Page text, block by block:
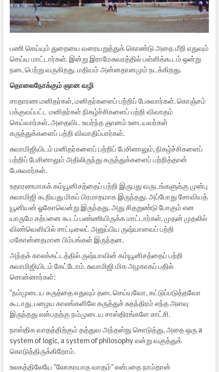
பணி செய்யும் துறையை வரையறுத்துக் கொண்டு அதை மீறி எதுவும்
செய்ய மாட்டார்கள். இன்று இராமேசுவரத்தில் பள்ளிக்கூடம் ஒன்று
நடைபெற்று வருகிறது. மதியம் அன்னதானமும் நடக்கிறது.
தொலைநோக்கும் ஞான வழி
சாதாரண மனிதர்கள், மனிதர்களைப் பற்றிப் பேசுவார்கள். கொஞ்சம்
பக்குவப்பட்ட மனிதர்கள் நிகழ்ச்சிகளைப் பற்றி விவாதம்
செய்வார்கள். அதைவிட உயர்ந்த ஞானம் உடையவர்கள்
கருத்துக்களைப் பற்றி விவாதிப்பார்கள்.
சுவாமிஜியிடம் மனிதர்களைப் பற்றிப் பேசினாலும், நிகழ்ச்சிகளைப்
பற்றிப் பேசினாலும் அதிலிருந்து கருத்துக்களைப் பற்றித்தான்
பேசுவார்கள்.
உதாரணமாகக் கம்யூனிசத்தைப் பற்றி இருபது வருடங்களுக்கு முன்பு
சுவாமிஜி கூறியது மிகப் பிரமாதமாக இருந்தது. அப்போது சோவியத்
யூனியன் ஓகோவென்று இருந்தது. அது சிதறுண்டு போகும் என
யாருமே கற்பனை கூடப் பண்ணியிருக்க மாட்டார்கள். முதன் முதலில்
விண்வெளியில் சாட்டிலைட் அனுப்பிய ருஷ்யாவைப் பற்றி
மகோன்னதமான பிம்பங்கள் இருந்தன.
அந்தக் காலக்கட்டத்தில் ருஷ்யாவின் கம்யூனிசத்தைப் பற்றி
சுவாமிஜியிடம் கேட்டோம். சுவாமிஜி மிக அழகாகப் பதில்
சொன்னார்கள்:
“நம்முடைய கருத்தை எதுவும் தடைசெய்யவோ, கட்டுப்படுத்தவோ
கூடாது. பழைய காலங்களிலே கருத்துச் சுதந்திரம் எந்த அளவு
இருந்தது என்பதற்கு நம்முடைய சாஸ்திரங்களே சாட்சி.
நாஸ்திக வாதத்திற்கும் தத்துவ அந்தஸ்து கொடுத்து, அதை ஒரு a
system of logic, a system of philosophy என்று வகுத்துக்
கொடுத்திருக்கிறோம்.
உலகத்திலேயே “லோகாயாத வாதம்” என்பதை நாம்தான்